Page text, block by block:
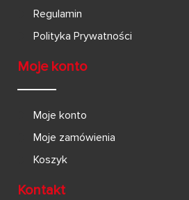
Regulamin
Polityka Prywatności
Moje konto
Moje konto
Moje zamówienia
Koszyk
Kontakt